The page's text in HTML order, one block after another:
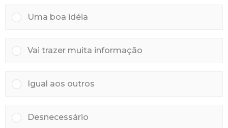
Uma boa idéia
Vai trazer muita informação
Igual aos outros
Desnecessário